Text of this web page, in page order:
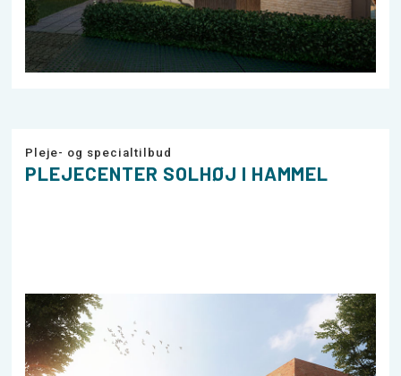
Pleje- og specialtilbud
PLEJECENTER SOLHØJ I HAMMEL